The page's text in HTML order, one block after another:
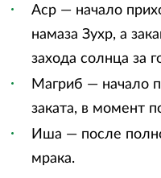
Аср — начало
намаза Зухр, а
захода солнца за
Магриб — начало
заката, в момент
Иша — после
мрака.